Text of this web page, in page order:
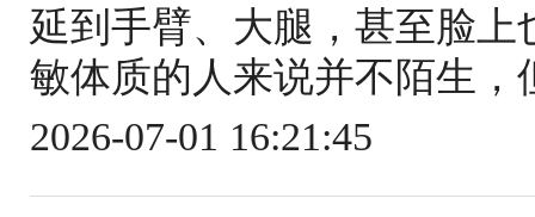
延到手臂、大腿，甚至脸
敏体质的人来说并不陌生
2026-07-01 16:21:45